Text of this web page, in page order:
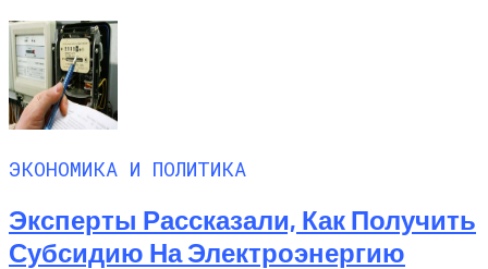
ЭКОНОМИКА И ПОЛИТИКА
Эксперты Рассказали, Как Получить
Субсидию На Электроэнергию